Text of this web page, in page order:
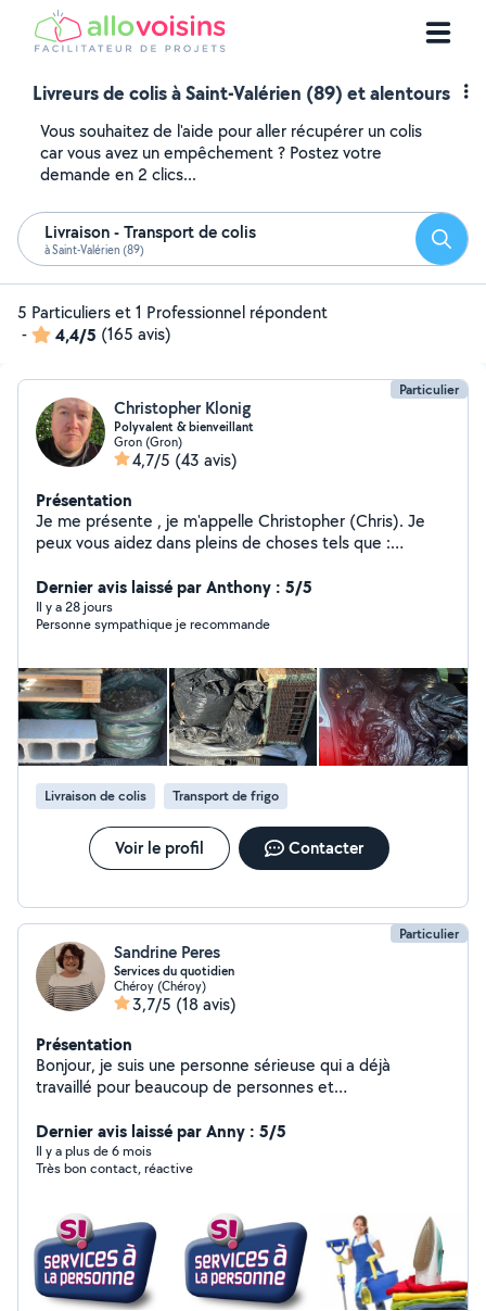
Livreurs de colis à Saint-Valérien (89) et alentours
Vous souhaitez de l'aide pour aller récupérer un colis
car vous avez un empêchement ? Postez votre
demande en 2 clics...
Livraison - Transport de colis
à Saint-Valérien (89)
5 Particuliers et 1 Professionnel répondent
-
4,4/5 (165 avis)
Particulier
Christopher Klonig
Polyvalent & bienveillant
Gron (Gron)
4,7/5 (43 avis)
Présentation
Je me présente , je m'appelle Christopher (Chris). Je
peux vous aidez dans pleins de choses tels que :
type, aide de transport (pour vos courses ou tout
autres raisons), ménage/aide au ménage.. Je suis réactif
, à l'écoute de vos besoins, respectueux, bienveillant et
pour tout autres demandes ou questions je me tiens à
votre écoute
Dernier avis laissé par Anthony : 5/5
Il y a 28 jours
Personne sympathique je recommande
Livraison de colis Transport de frigo
Voir le profil Contacter
Particulier
Sandrine Peres
Services du quotidien
Chéroy (Chéroy)
3,7/5 (18 avis)
Présentation
Bonjour, je suis une personne sérieuse qui a déjà
travaillé pour beaucoup de personnes et
santé mais je sais tout faire du sol au plafond. Je fais du
ménage, repassage, jardinage, courses, livraison de
course, tenir compagnie.. si vous avez des questions
Dernier avis laissé par Anny : 5/5
Il y a plus de 6 mois
Très bon contact, réactive